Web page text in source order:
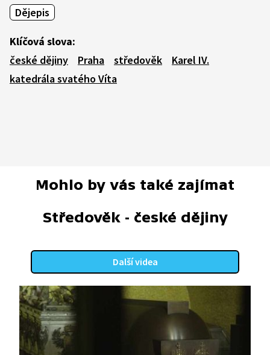
Dějepis
Klíčová slova:
české dějiny
Praha středověk
Karel IV.
katedrála svatého Víta
Mohlo by vás také zajímat
Středověk - české dějiny
Další videa